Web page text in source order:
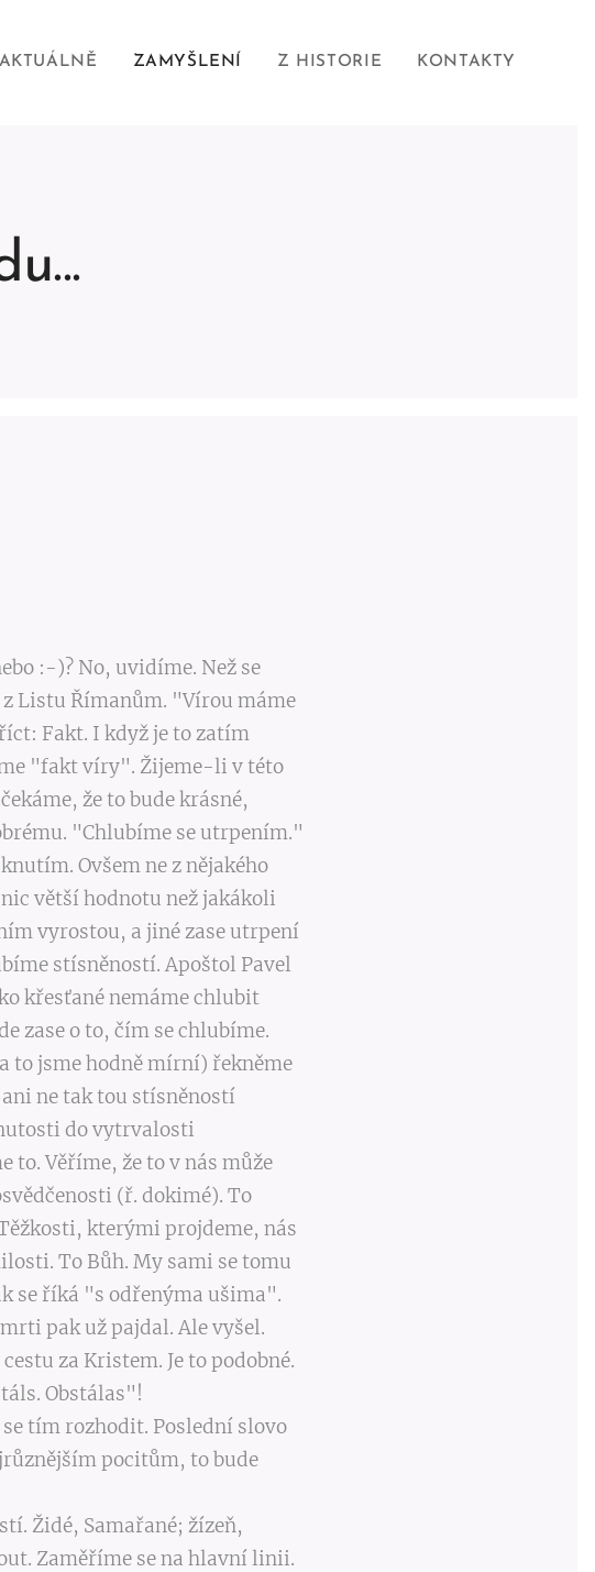
AKTUÁLNĚ ZAMYŠLENÍ Z HISTORIE KONTAKTY
:-)? No, uvidíme. Než se
Listu Římanům. "Vírou máme
Fakt. I když je to zatím
"fakt víry". Žijeme-li v této
čekáme, že to bude krásné,
"Chlubíme se utrpením."
Ovšem ne z nějakého
větší hodnotu než jakákoli
vyrostou, a jiné zase utrpení
stísněností. Apoštol Pavel
křesťané nemáme chlubit
zase o to, čím se chlubíme.
to jsme hodně mírní) řekněme
ne tak tou stísněností
do vytrvalosti
to. Věříme, že to v nás může
(ř. dokimé). To
kterými projdeme, nás
To Bůh. My sami se tomu
se říká "s odřenýma ušima".
pak už pajdal. Ale vyšel.
za Kristem. Je to podobné.
Obstálas"!
tím rozhodit. Poslední slovo
pocitům, to bude
Židé, Samařané; žízeň,
Zaměříme se na hlavní linii.